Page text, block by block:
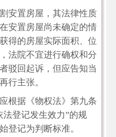
安置房屋，其法律性质
安置房屋尚未确定的情
得的房屋实际面积、位
法院不宜进行确权和分
驳回起诉，但应告知当
行主张。
根据《物权法》第九条
法登记发生效力”的规
登记为判断标准。